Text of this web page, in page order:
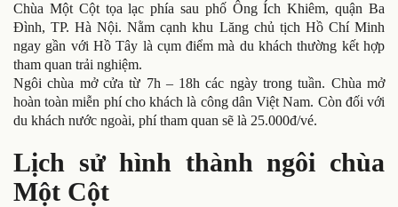
Chùa Một Cột tọa lạc phía sau phố Ông Ích Khiêm, quận Ba
Đình, TP. Hà Nội. Nằm cạnh khu Lăng chủ tịch Hồ Chí Minh
ngay gần với Hồ Tây là cụm điểm mà du khách thường kết hợp
tham quan trải nghiệm.
Ngôi chùa mở cửa từ 7h – 18h các ngày trong tuần. Chùa mở
hoàn toàn miễn phí cho khách là công dân Việt Nam. Còn đối với
du khách nước ngoài, phí tham quan sẽ là 25.000đ/vé.
Lịch sử hình thành ngôi chùa
Một Cột